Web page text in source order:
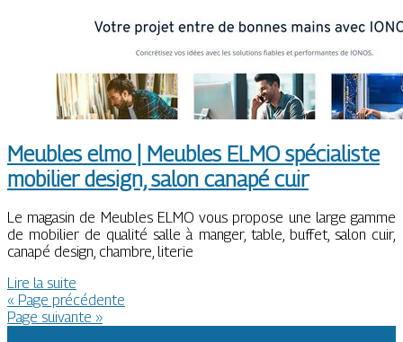
Meubles elmo | Meubles ELMO spécialiste
mobilier design, salon canapé cuir
Le magasin de Meubles ELMO vous propose une large gamme
de mobilier de qualité salle à manger, table, buffet, salon cuir,
canapé design, chambre, literie
Lire la suite
« Page précédente
Page suivante »